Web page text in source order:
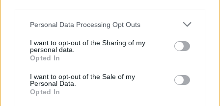
Please note that this website/app uses one or more Google
not limited to your visit or usage behaviour. You may click to
grant or deny consent to Google and its third-party tags to
use your data for below specified purposes in below Google
consent section.
Personal Data Processing Opt Outs
I want to opt-out of the Sharing of my
personal data.
Opted In
I want to opt-out of the Sale of my
Personal Data.
Opted In
Holland Nagydíjra az Aston
Martinnal
Holland Nagydíjra